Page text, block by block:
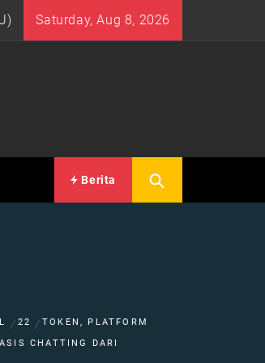
Saturday, Aug 8, 2026
Berita
22
TOKEN, PLATFORM
CHATTING DARI